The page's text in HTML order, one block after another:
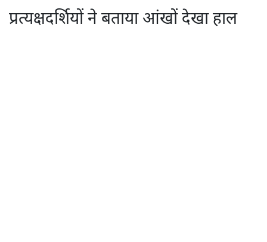
प्रत्यक्षदर्शियों ने बताया आंखों देखा हाल